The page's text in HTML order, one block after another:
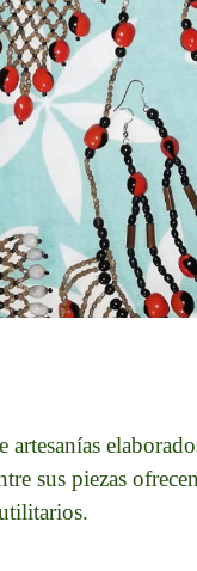
artesanías
sus piezas